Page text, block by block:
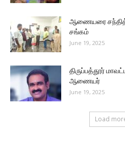
ஆணையரை
சங்கம்
June 19, 2025
திருப்பத்தூர்
ஆணையர்
June 19, 2025
Load